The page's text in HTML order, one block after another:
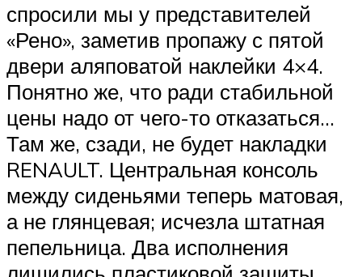
спросили мы у представителей
«Рено», заметив пропажу с пятой
двери аляповатой наклейки 4×4.
Понятно же, что ради стабильной
цены надо от чего-то отказаться…
Там же, сзади, не будет накладки
RENAULT. Центральная консоль
между сиденьями теперь матовая,
а не глянцевая; исчезла штатная
пепельница. Два исполнения